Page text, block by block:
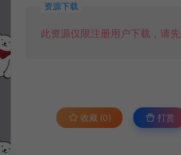
资源下载
此资源仅限注册用户下载，请先
收藏 (0) 打赏